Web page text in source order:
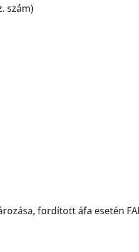
szám)
fordított áfa esetén